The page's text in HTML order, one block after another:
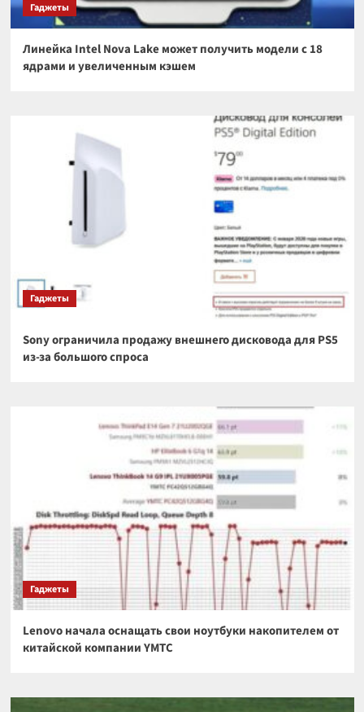
Гаджеты
Линейка Intel Nova Lake может получить модели с 18
ядрами и увеличенным кэшем
Гаджеты
Sony ограничила продажу внешнего дисковода для PS5
из-за большого спроса
Гаджеты
Lenovo начала оснащать свои ноутбуки накопителем от
китайской компании YMTC